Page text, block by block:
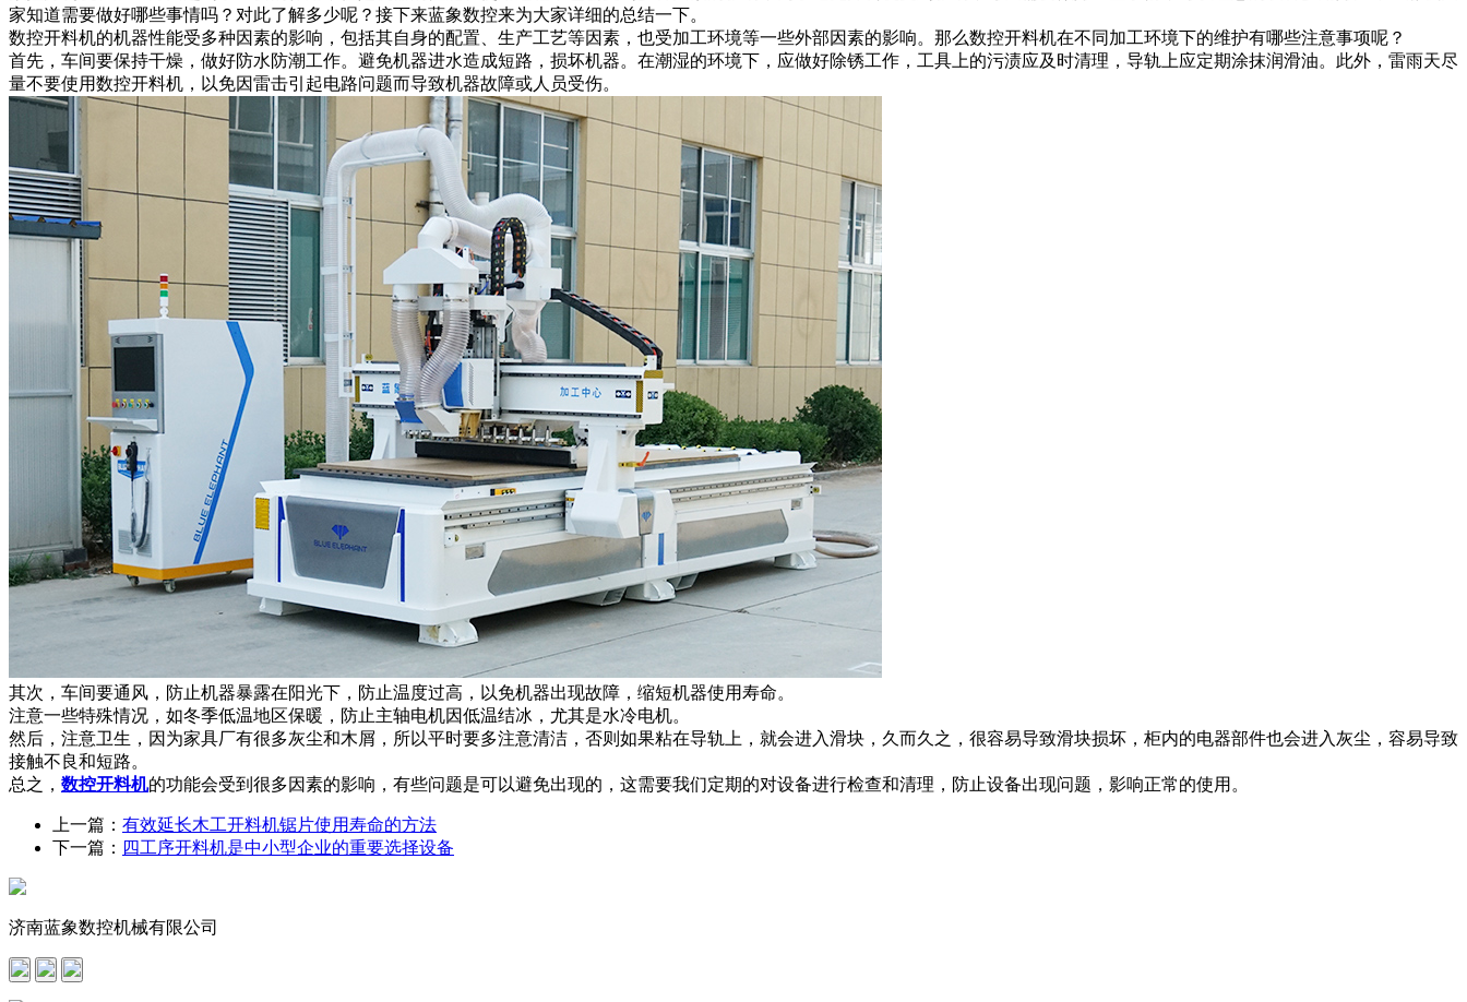
家知道需要做好哪些事情吗？对此了解多少呢？接下来蓝象数控来为大家详细的总结一下。
数控开料机的机器性能受多种因素的影响，包括其自身的配置、生产工艺等因素，也受加工环境等一些外部因素的影响。那么数控开料机在不同加工环境下的维护有哪些注意事项呢？
首先，车间要保持干燥，做好防水防潮工作。避免机器进水造成短路，损坏机器。在潮湿的环境下，应做好除锈工作，工具上的污渍应及时清理，导轨上应定期涂抹润滑油。此外，雷雨天尽
量不要使用数控开料机，以免因雷击引起电路问题而导致机器故障或人员受伤。
其次，车间要通风，防止机器暴露在阳光下，防止温度过高，以免机器出现故障，缩短机器使用寿命。
注意一些特殊情况，如冬季低温地区保暖，防止主轴电机因低温结冰，尤其是水冷电机。
然后，注意卫生，因为家具厂有很多灰尘和木屑，所以平时要多注意清洁，否则如果粘在导轨上，就会进入滑块，久而久之，很容易导致滑块损坏，柜内的电器部件也会进入灰尘，容易导致
接触不良和短路。
总之， 数控开料机的功能会受到很多因素的影响，有些问题是可以避免出现的，这需要我们定期的对设备进行检查和清理，防止设备出现问题，影响正常的使用。
上一篇： 有效延长木工开料机锯片使用寿命的方法
下一篇： 四工序开料机是中小型企业的重要选择设备
济南蓝象数控机械有限公司